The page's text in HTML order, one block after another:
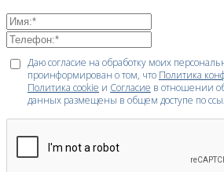
Даю согласие на обработку моих
проинформирован о том, что Политика
Политика cookie и Согласие в отношении
данных размещены в общем доступе по